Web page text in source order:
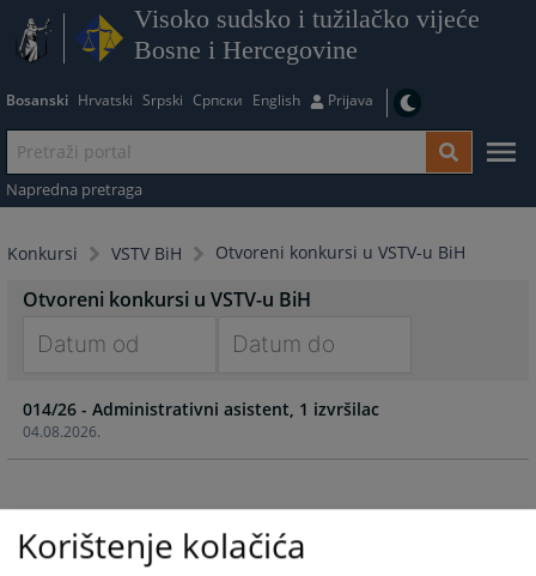
Visoko sudsko i tužilačko vijeće
Bosne i Hercegovine
Bosanski Hrvatski Srpski Српски English Prijava
Napredna pretraga
Konkursi VSTV BiH Otvoreni konkursi u VSTV-u BiH
Otvoreni konkursi u VSTV-u BiH
forward
to
interact
the
calendar
forward
interact
the
calendar
04.08.2026.
014/26 - Administrativni asistent, 1 izvršilac
Korištenje kolačića